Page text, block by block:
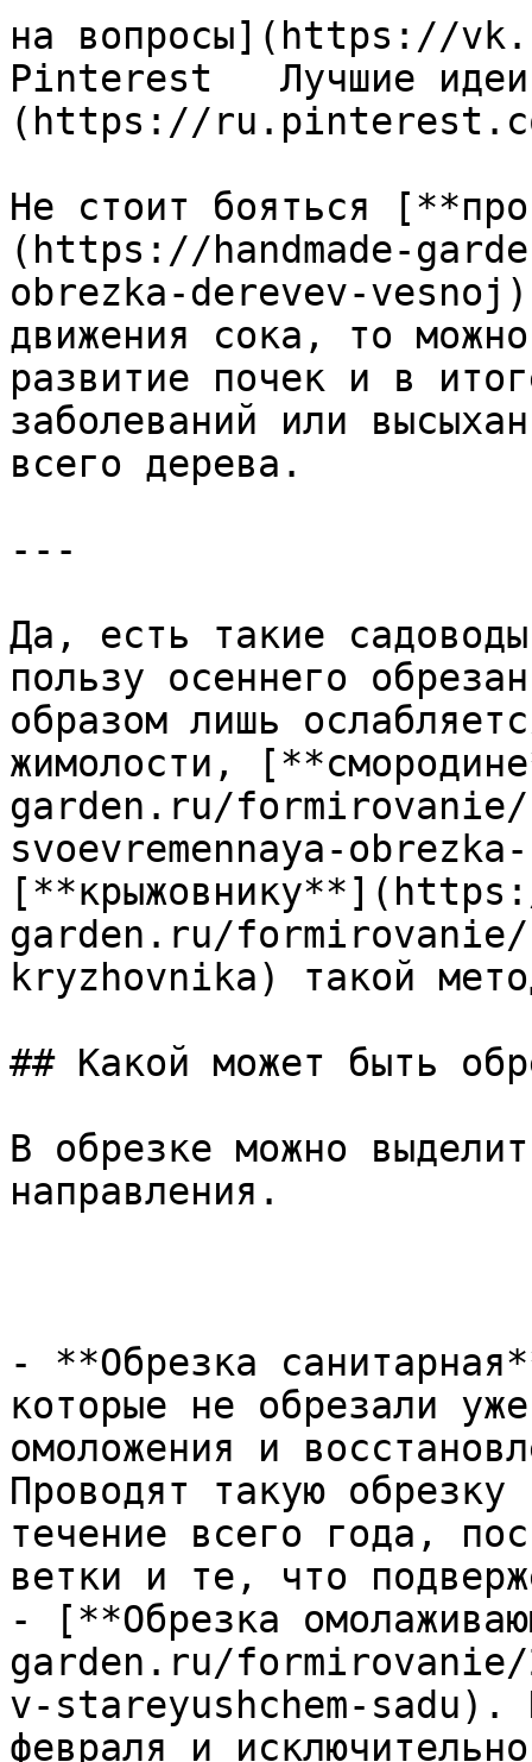
на вопросы](https://
Pinterest   Лучшие
(https://
Не стоит бояться
(https://handmade-
obrezka-derevev-
движения сока, то
развитие почек и в
заболеваний или
всего дерева.
---
Да, есть такие
пользу осеннего
образом лишь
жимолости,
garden.ru/
svoevremennaya-
garden.ru/
kryzhovnika) такой
## Какой может быть
В обрезке можно
направления.
- **Обрезка
которые не обрезали
омоложения и
Проводят такую
течение всего года,
ветки и те, что
- [**Обрезка
garden.ru/
v-stareyushchem-sadu).
февраля и